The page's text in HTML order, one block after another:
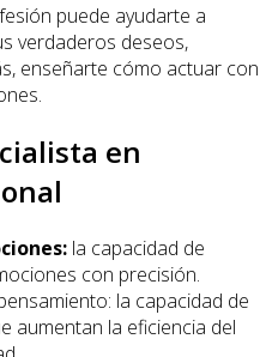
puede ayudarte a
verdaderos deseos,
enseñarte cómo actuar con
en
la capacidad de
con precisión.
la capacidad de
aumentan la eficiencia del